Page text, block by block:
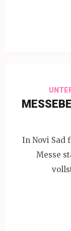
In Novi Sad
Messe